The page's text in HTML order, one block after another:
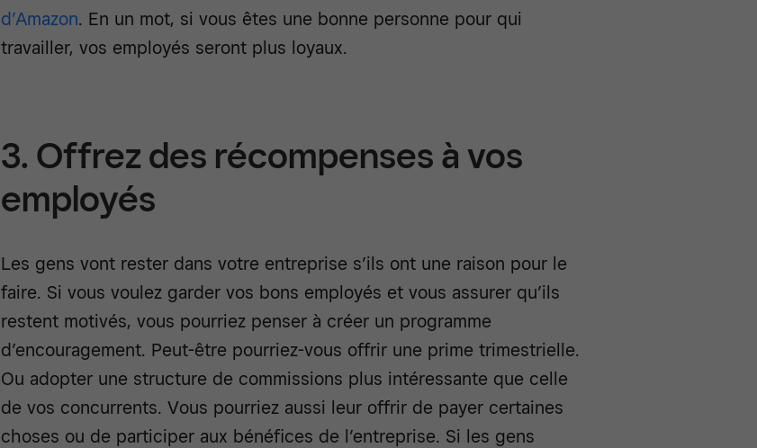
d’Amazon. En un mot, si vous êtes une bonne personne pour qui
travailler, vos employés seront plus loyaux.
3. Offrez des récompenses à vos
employés
Les gens vont rester dans votre entreprise s’ils ont une raison pour le
faire. Si vous voulez garder vos bons employés et vous assurer qu’ils
restent motivés, vous pourriez penser à créer un programme
d’encouragement. Peut-être pourriez-vous offrir une prime trimestrielle.
Ou adopter une structure de commissions plus intéressante que celle
de vos concurrents. Vous pourriez aussi leur offrir de payer certaines
choses ou de participer aux bénéfices de l’entreprise. Si les gens